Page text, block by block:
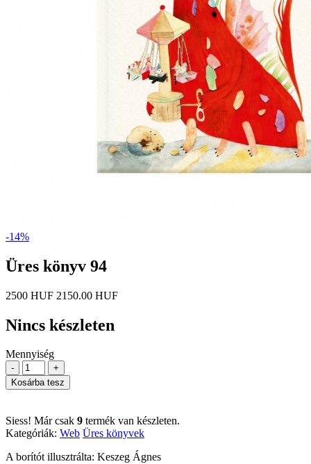
-14%
Üres könyv 94
2500 HUF 2150.00 HUF
Nincs készleten
Mennyiség
-
+
Kosárba tesz
Siess! Már csak 9 termék van készleten.
Kategóriák: Web Üres könyvek
A borítót illusztrálta: Keszeg Ágnes